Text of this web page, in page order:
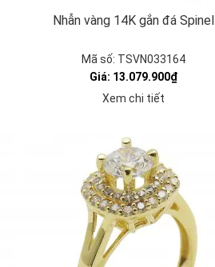
Nhẫn vàng 14K gắn đá Spinel
Mã số: TSVN033164
Giá: 13.079.900₫
Xem chi tiết